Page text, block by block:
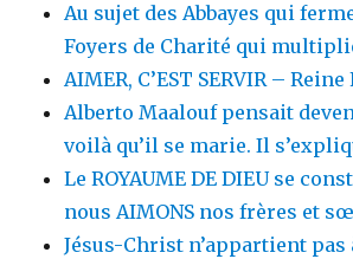
Au sujet des Abbayes qui
Foyers de Charité qui
AIMER, C’EST SERVIR –
Alberto Maalouf pensait
voilà qu’il se marie. Il
Le ROYAUME DE DIEU se
nous AIMONS nos frères et
Jésus-Christ n’appartient pas